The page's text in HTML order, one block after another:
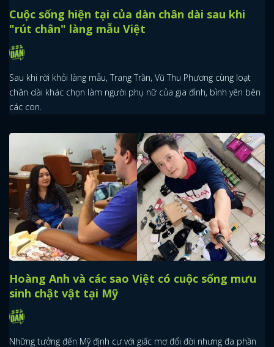
Cuộc sống hiện tại của dàn chân dài sau khi
"rút chân" làng mẫu Việt
Sau khi rời khỏi làng mẫu, Trang Trần, Vũ Thu Phương cùng loạt
chân dài khác chọn làm người phụ nữ của gia đình, bình yên bên
các con.
Hoàng Anh và các sao Việt có cuộc sống mưu
sinh chật vật tại Mỹ
Những tưởng đến Mỹ định cư với giấc mơ đổi đời nhưng đa phần